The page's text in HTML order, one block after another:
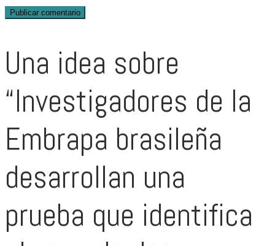
Una idea sobre
“Investigadores de la
Embrapa brasileña
desarrollan una
prueba que identifica